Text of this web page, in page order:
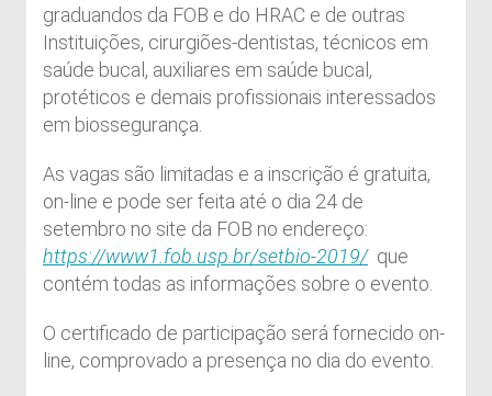
graduandos da FOB e do HRAC e de outras
Instituições, cirurgiões-dentistas, técnicos em
saúde bucal, auxiliares em saúde bucal,
protéticos e demais profissionais interessados
em biossegurança.
As vagas são limitadas e a inscrição é gratuita,
on-line e pode ser feita até o dia 24 de
setembro no site da FOB no endereço:
https://www1.fob.usp.br/setbio-2019/que
contém todas as informações sobre o evento.
O certificado de participação será fornecido on-
line, comprovado a presença no dia do evento.